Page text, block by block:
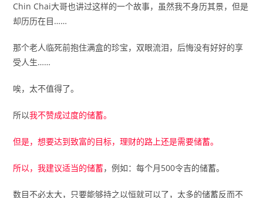
Chin Chai大哥也讲过这样的一个故事，虽然我不身历其景，但是
却历历在目……
那个老人临死前抱住满盒的珍宝，双眼流泪，后悔没有好好的享
受人生……
唉，太不值得了。
所以我不赞成过度的储蓄。
但是，想要达到致富的目标，理财的路上还是需要储蓄。
所以，我建议适当的储蓄，例如：每个月500令吉的储蓄。
数目不必太大，只要能够持之以恒就可以了，太多的储蓄反而不